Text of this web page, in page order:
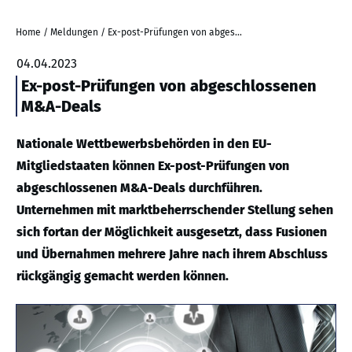
Home / Meldungen / Ex-post-Prüfungen von abgeschlossenen M&A-Deals
04.04.2023
Ex-post-Prüfungen von abgeschlossenen
M&A-Deals
Nationale Wettbewerbsbehörden in den EU-
Mitgliedstaaten können Ex-post-Prüfungen von
abgeschlossenen M&A-Deals durchführen.
Unternehmen mit marktbeherrschender Stellung sehen
sich fortan der Möglichkeit ausgesetzt, dass Fusionen
und Übernahmen mehrere Jahre nach ihrem Abschluss
rückgängig gemacht werden können.